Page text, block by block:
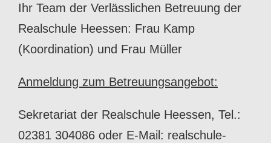
Ihr Team der Verlässlichen Betreuung der
Realschule Heessen: Frau Kamp
(Koordination) und Frau Müller
Anmeldung zum Betreuungsangebot:
Sekretariat der Realschule Heessen, Tel.:
02381 304086 oder E-Mail: realschule-